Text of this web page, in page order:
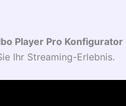
Player Pro Konfigurator
Ihr Streaming-Erlebnis.